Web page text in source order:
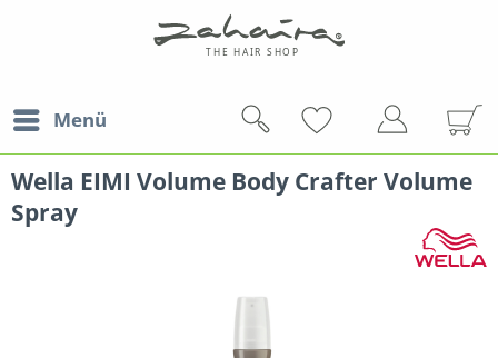
Menü
Wella EIMI Volume Body Crafter Volume
Spray